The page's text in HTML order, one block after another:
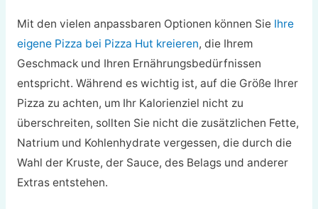
Mit den vielen anpassbaren Optionen können Sie Ihre
eigene Pizza bei Pizza Hut kreieren, die Ihrem
Geschmack und Ihren Ernährungsbedürfnissen
entspricht. Während es wichtig ist, auf die Größe Ihrer
Pizza zu achten, um Ihr Kalorienziel nicht zu
überschreiten, sollten Sie nicht die zusätzlichen Fette,
Natrium und Kohlenhydrate vergessen, die durch die
Wahl der Kruste, der Sauce, des Belags und anderer
Extras entstehen.